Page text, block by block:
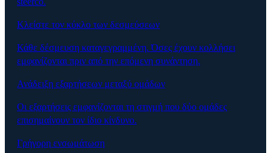
Κλείστε τον κύκλο των δεσμεύσεων
Κάθε δέσμευση καταγεγραμμένη. Όσες έχουν κολλήσει
εμφανίζονται πριν από την επόμενη συνάντηση.
Ανάδειξη εξαρτήσεων μεταξύ ομάδων
Οι εξαρτήσεις εμφανίζονται τη στιγμή που δύο ομάδες
επισημαίνουν τον ίδιο κίνδυνο.
Γρήγορη ενσωμάτωση